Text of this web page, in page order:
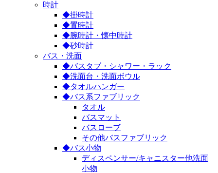
時計
◆掛時計
◆置時計
◆腕時計・懐中時計
◆砂時計
バス・洗面
◆バスタブ・シャワー・ラック
◆洗面台・洗面ボウル
◆タオルハンガー
◆バス系ファブリック
タオル
バスマット
バスローブ
その他バスファブリック
◆バス小物
ディスペンサー/キャニスター他洗面
小物